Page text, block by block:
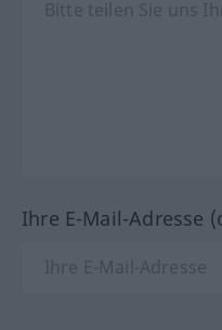
Ihre E-Mail-Adresse